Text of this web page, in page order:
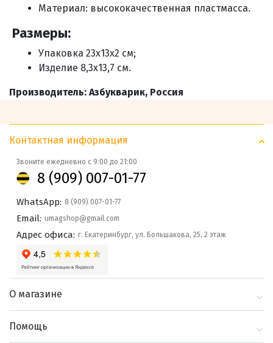
Материал: высококачественная пластмасса.
Размеры:
Упаковка 23x13x2 см;
Изделие 8,3х13,7 см.
Производитель: Азбукварик, Россия
Контактная информация
Звоните ежедневно с 9:00 до 21:00
8 (909) 007-01-77
WhatsApp: 8 (909) 007-01-77
Email: umagshop@gmail.com
Адрес офиса: г. Екатеринбург, ул. Большакова, 25, 2 этаж
О магазине
Помощь